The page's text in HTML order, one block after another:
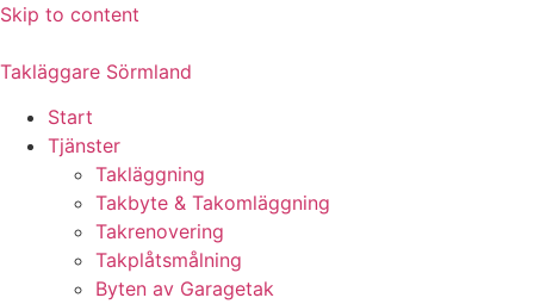
Skip to content
Takläggare Sörmland
Start
Tjänster
Takläggning
Takbyte & Takomläggning
Takrenovering
Takplåtsmålning
Byten av Garagetak